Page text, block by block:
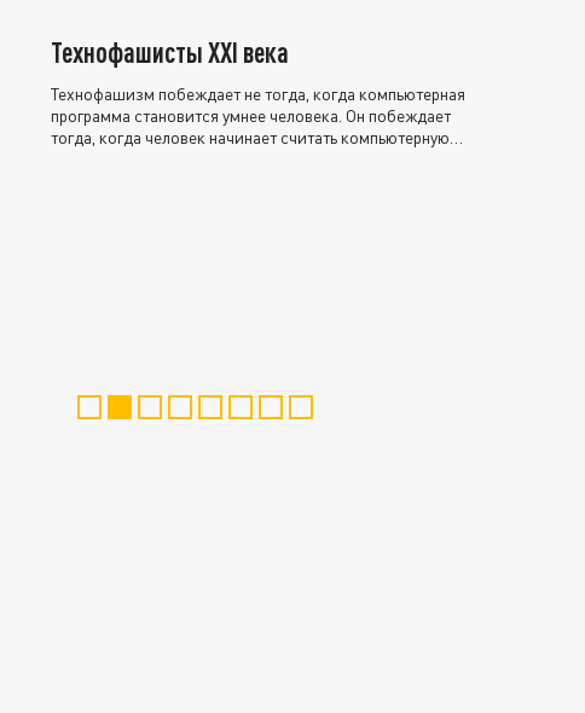
Технофашисты XXI века
Технофашизм побеждает не тогда, когда компьютерная
программа становится умнее человека. Он побеждает
тогда, когда человек начинает считать компьютерную